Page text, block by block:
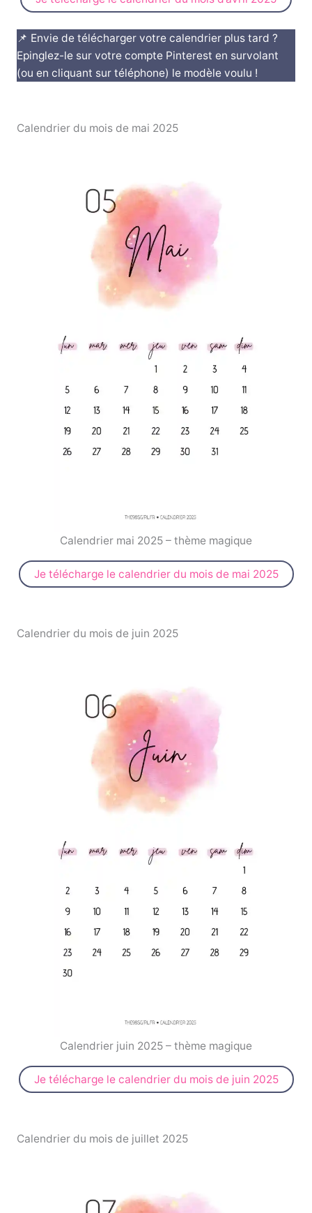
📌 Envie de télécharger votre calendrier plus tard ?
Epinglez-le sur votre compte Pinterest en survolant
(ou en cliquant sur téléphone) le modèle voulu !
Calendrier du mois de mai 2025
Calendrier mai 2025 – thème magique
Je télécharge le calendrier du mois de mai 2025
Calendrier du mois de juin 2025
Calendrier juin 2025 – thème magique
Je télécharge le calendrier du mois de juin 2025
Calendrier du mois de juillet 2025